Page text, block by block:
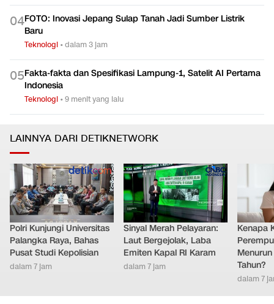
04FOTO: Inovasi Jepang Sulap Tanah Jadi Sumber Listrik
Baru
Teknologi •dalam 3 jam
05Fakta-fakta dan Spesifikasi Lampung-1, Satelit AI Pertama
Indonesia
Teknologi •9 menit yang lalu
LAINNYA DARI DETIKNETWORK
Polri Kunjungi Universitas
Palangka Raya, Bahas
Pusat Studi Kepolisian
dalam 7 jam
Sinyal Merah Pelayaran:
Laut Bergejolak, Laba
Emiten Kapal RI Karam
dalam 7 jam
Kenapa
Tahun?
dalam 7